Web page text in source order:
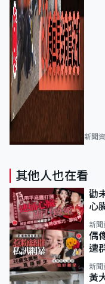
新聞
其他人也在看
勸
心
新聞
偶
遭
新聞
黃